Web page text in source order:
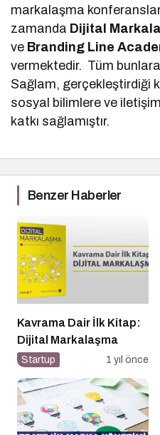
markalaşma
zamanda Dijital
ve Branding Line
vermektedir. Tüm
Sağlam, gerçekleştirdiği
sosyal bilimlere ve
katkı sağlamıştır.
Benzer Haberler
Kavrama Dair İlk Kitap:
Dijital Markalaşma
Startup 1 yıl önce